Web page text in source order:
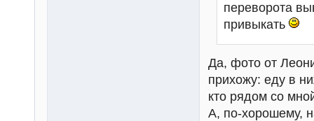
переворота
привыкать
Да, фото от
прихожу: еду в
кто рядом со
А, по-хорошему,